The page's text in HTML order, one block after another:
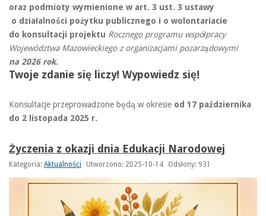
oraz podmioty wymienione w art. 3 ust. 3 ustawy
o działalności pożytku publicznego i o wolontariacie
do konsultacji projektu Rocznego programu współpracy
Województwa Mazowieckiego z organizacjami pozarządowymi
na 2026 rok.
Twoje zdanie się liczy! Wypowiedz się!
Konsultacje przeprowadzone będą w okresie od 17 października
do 2 listopada 2025 r.
Życzenia z okazji dnia Edukacji Narodowej
Kategoria: Aktualności Utworzono: 2025-10-14 Odsłony: 931